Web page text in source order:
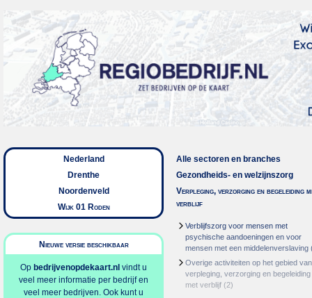
Nederland
Drenthe
Noordenveld
Wijk 01 Roden
Nieuwe versie beschikbaar
Op bedrijvenopdekaart.nl vindt u
veel meer informatie per bedrijf en
veel meer bedrijven. Ook kunt u
Alle sectoren en branches
Gezondheids- en welzijnszorg
Verpleging, verzorging en begeleiding
verblijf
Verblijfszorg voor mensen met
psychische aandoeningen en voor
mensen met een middelenverslaving
Overige activiteiten op het gebied van
verpleging, verzorging en begeleiding
met verblijf (2)